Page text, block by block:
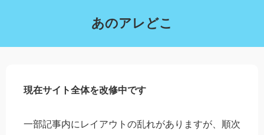
あのアレどこ
現在サイト全体を改修中です
一部記事内にレイアウトの乱れがありますが、順次